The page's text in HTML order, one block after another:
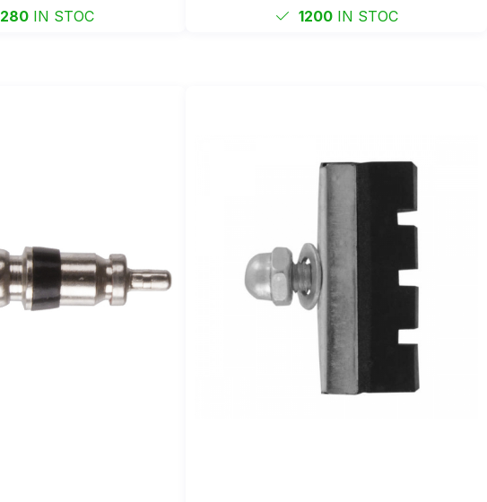
280IN STOC 1200IN STOC